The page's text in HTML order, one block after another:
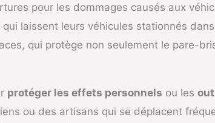
pour les dommages causés aux
laissent leurs véhicules stationnés
qui protège non seulement le pare-
protéger les effets personnels ou les
ou des artisans qui se déplacent